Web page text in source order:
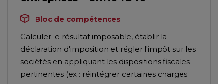
Bloc de compétences
Calculer le résultat imposable, établir la
déclaration d'imposition et régler l'impôt sur les
sociétés en appliquant les dispositions fiscales
pertinentes (ex : réintégrer certaines charges